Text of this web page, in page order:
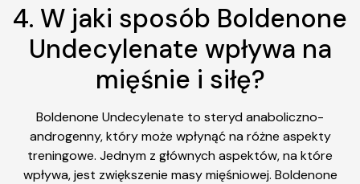
4. W jaki sposób Boldenone
Undecylenate wpływa na
mięśnie i siłę?
Boldenone Undecylenate to steryd anaboliczno-
androgenny, który może wpłynąć na różne aspekty
treningowe. Jednym z głównych aspektów, na które
wpływa, jest zwiększenie masy mięśniowej. Boldenone